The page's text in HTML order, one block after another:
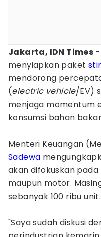
Jakarta, IDN Times
menyiapkan paket
mendorong
(electric vehicle/EV)
menjaga momentum
konsumsi bahan
Menteri Keuangan
Sadewa
akan difokuskan
maupun motor.
sebanyak 100 ribu unit.
"Saya sudah diskusi